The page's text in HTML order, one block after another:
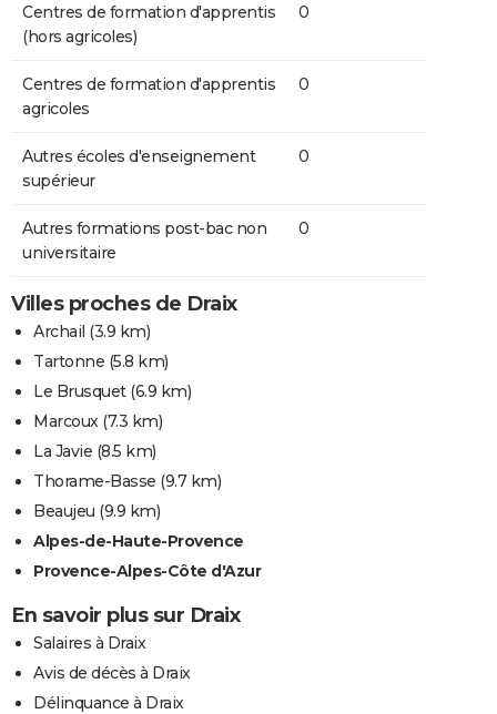
Centres de formation d'apprentis
(hors agricoles)
0
Centres de formation d'apprentis
agricoles
0
Autres écoles d'enseignement
supérieur
0
Autres formations post-bac non
universitaire
0
Villes proches de Draix
Archail (3.9 km)
Tartonne (5.8 km)
Le Brusquet(6.9 km)
Marcoux(7.3 km)
La Javie (8.5 km)
Thorame-Basse (9.7 km)
Beaujeu (9.9 km)
Alpes-de-Haute-Provence
Provence-Alpes-Côte d'Azur
En savoir plus sur Draix
Salaires à Draix
Avis de décès à Draix
Délinquance à Draix